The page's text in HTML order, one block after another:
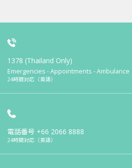
1378 (Thailand Only)
Emergencies - Appointments - Ambulance
24時間対応（英語）
電話番号 +66 2066 8888
24時間対応（英語）